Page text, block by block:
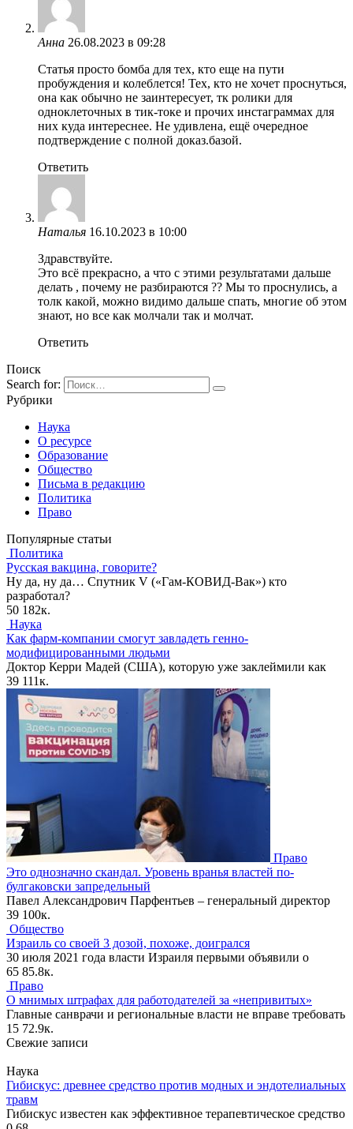
Анна 26.08.2023 в 09:28
Статья просто бомба для тех, кто еще на пути
пробуждения и колеблется! Тех, кто не хочет проснуться,
она как обычно не заинтересует, тк ролики для
одноклеточных в тик-токе и прочих инстаграммах для
них куда интереснее. Не удивлена, ещё очередное
подтверждение с полной доказ.базой.
Ответить
Наталья 16.10.2023 в 10:00
Здравствуйте.
Это всё прекрасно, а что с этими результатами дальше
делать , почему не разбираются ?? Мы то проснулись, а
толк какой, можно видимо дальше спать, многие об этом
знают, но все как молчали так и молчат.
Ответить
Поиск
Search for:
Рубрики
Наука
О ресурсе
Образование
Общество
Письма в редакцию
Политика
Право
Популярные статьи
Политика
Русская вакцина, говорите?
Ну да, ну да… Спутник V («Гам-КОВИД-Вак») кто
разработал?
50 182к.
Наука
Как фарм-компании смогут завладеть генно-
модифицированными людьми
Доктор Керри Мадей (США), которую уже заклеймили как
39 111к.
Право
Это однозначно скандал. Уровень вранья властей по-
булгаковски запредельный
Павел Александрович Парфентьев – генеральный директор
39 100к.
Общество
Израиль со своей 3 дозой, похоже, доигрался
30 июля 2021 года власти Израиля первыми объявили о
65 85.8к.
Право
О мнимых штрафах для работодателей за «непривитых»
Главные санврачи и региональные власти не вправе требовать
15 72.9к.
Свежие записи
Наука
Гибискус: древнее средство против модных и эндотелиальных
травм
Гибискус известен как эффективное терапевтическое средство